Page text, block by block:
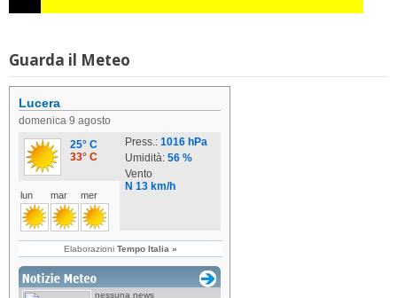
Guarda il Meteo